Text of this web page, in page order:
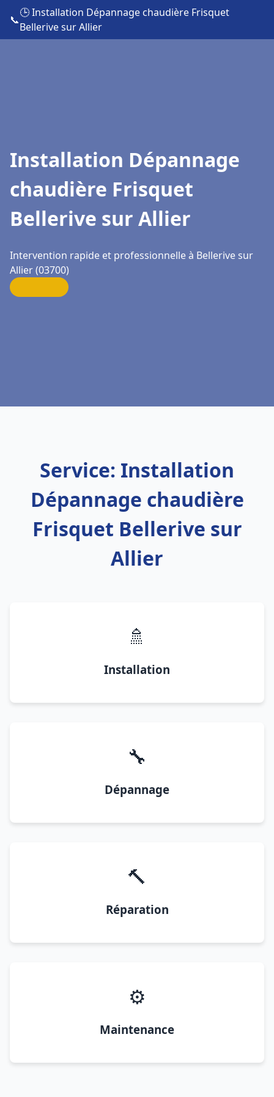
📞
🕒 Installation Dépannage chaudière Frisquet
Bellerive sur Allier
Installation Dépannage
chaudière Frisquet
Bellerive sur Allier
Intervention rapide et professionnelle à Bellerive sur
Allier (03700)
Service: Installation
Dépannage chaudière
Frisquet Bellerive sur
Allier
🚿
Installation
🔧
Dépannage
🔨
Réparation
⚙️
Maintenance